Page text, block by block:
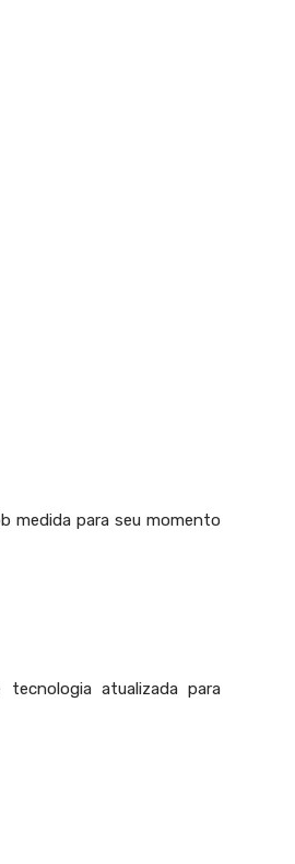
medida para seu momento
atualizada para